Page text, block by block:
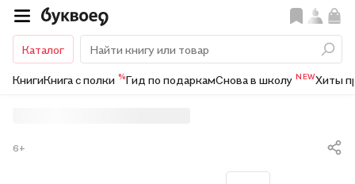
Каталог
КнигиКнига с полки %Гид по подаркамСнова в школу NEWХиты
6+